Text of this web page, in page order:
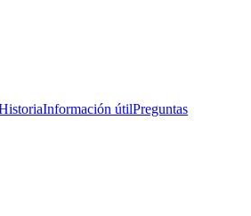
Información útilPreguntas